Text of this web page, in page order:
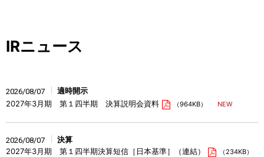
IRニュース
2026/08/07
適時開示
2027年3月期 第１四半期 決算説明会資料
（964KB）
2026/08/07
決算
2027年3月期 第１四半期決算短信［日本基準］（連結）
（234KB）